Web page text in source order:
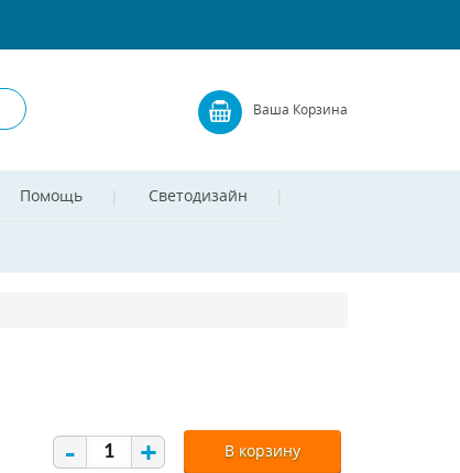
Ваша Корзина
Помощь Светодизайн
- + В корзину